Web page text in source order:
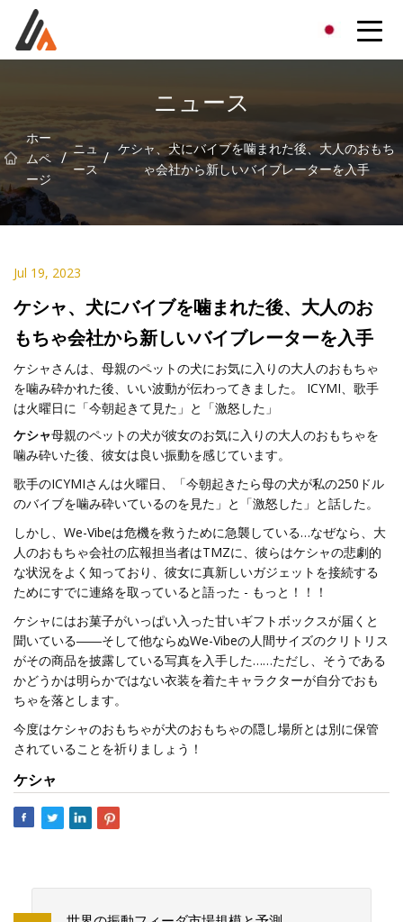
ニュース
ホー
ムペ
ージ
/ ニュ
ース
/ ケシャ、犬にバイブを噛まれた後、大人のおもち
ゃ会社から新しいバイブレーターを入手
Jul 19, 2023
ケシャ、犬にバイブを噛まれた後、大人のお
もちゃ会社から新しいバイブレーターを入手
ケシャさんは、母親のペットの犬にお気に入りの大人のおもちゃ
を噛み砕かれた後、いい波動が伝わってきました。 ICYMI、歌手
は火曜日に「今朝起きて見た」と「激怒した」
ケシャ母親のペットの犬が彼女のお気に入りの大人のおもちゃを
噛み砕いた後、彼女は良い振動を感じています。
歌手のICYMIさんは火曜日、「今朝起きたら母の犬が私の250ドル
のバイブを噛み砕いているのを見た」と「激怒した」と話した。
しかし、We-Vibeは危機を救うために急襲している…なぜなら、大
人のおもちゃ会社の広報担当者はTMZに、彼らはケシャの悲劇的
な状況をよく知っており、彼女に真新しいガジェットを接続する
ためにすでに連絡を取っていると語った - もっと！！！
ケシャにはお菓子がいっぱい入った甘いギフトボックスが届くと
聞いている――そして他ならぬWe-Vibeの人間サイズのクリトリス
がその商品を披露している写真を入手した……ただし、そうである
かどうかは明らかではない衣装を着たキャラクターが自分でおも
ちゃを落とします。
今度はケシャのおもちゃが犬のおもちゃの隠し場所とは別に保管
されていることを祈りましょう！
ケシャ